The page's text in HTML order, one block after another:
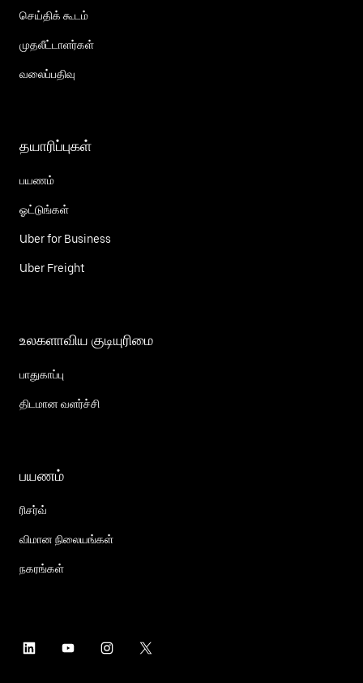
செய்திக் கூடம்
முதலீட்டாளர்கள்
வலைப்பதிவு
தயாரிப்புகள்
பயணம்
ஓட்டுங்கள்
Uber for Business
Uber Freight
உலகளாவிய குடியுரிமை
பாதுகாப்பு
திடமான வளர்ச்சி
பயணம்
ரிசர்வ்
விமான நிலையங்கள்
நகரங்கள்